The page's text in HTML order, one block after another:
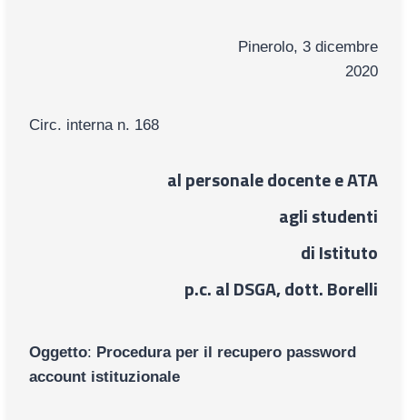
Pinerolo, 3 dicembre
2020
Circ. interna n. 168
al personale docente e ATA
agli studenti
di Istituto
p.c. al DSGA, dott. Borelli
Oggetto: Procedura per il recupero password
account istituzionale